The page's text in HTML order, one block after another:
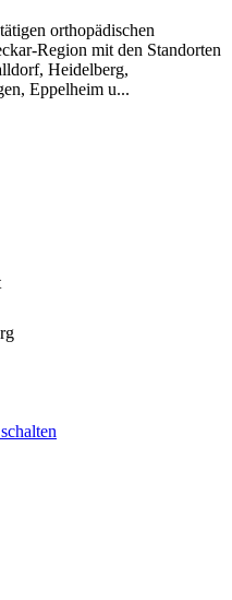
orthopädischen
Region mit den Standorten
Heidelberg,
Eppelheim u...